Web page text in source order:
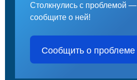
Столкнулись с проблемой —
сообщите о ней!
Сообщить о проблеме